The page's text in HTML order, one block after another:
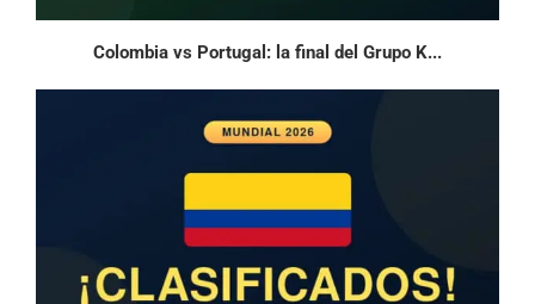
Colombia vs Portugal: la final del Grupo K...